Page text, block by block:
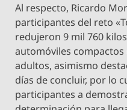
Al respecto, Ricardo
participantes del reto
redujeron 9 mil 760
automóviles
adultos, asimismo
días de concluir, por lo
participantes a